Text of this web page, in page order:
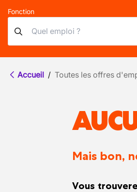
Fonction
Accueil / Toutes les offres
Mais bon,
Vous